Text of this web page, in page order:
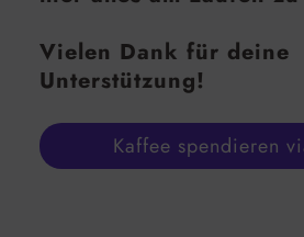
Vielen Dank für deine
Unterstützung!
Kaffee spendieren